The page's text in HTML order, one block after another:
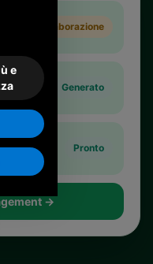
In elaborazione
Generato
Pronto
→
e